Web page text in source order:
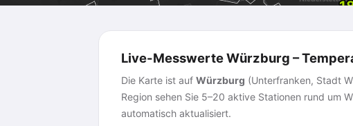
Live-Messwerte Würzburg –
Die Karte ist auf Würzburg (Unterfranken, Stadt
Region sehen Sie 5–20 aktive Stationen rund um
automatisch aktualisiert.